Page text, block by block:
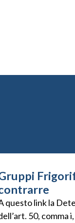
questo link la
50, comma